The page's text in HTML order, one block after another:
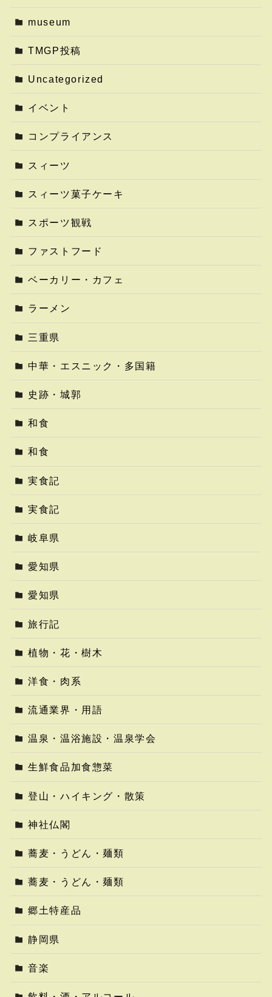
museum
TMGP投稿
Uncategorized
イベント
コンプライアンス
スィーツ
スィーツ菓子ケーキ
スポーツ観戦
ファストフード
ベーカリー・カフェ
ラーメン
三重県
中華・エスニック・多国籍
史跡・城郭
和食
和食
実食記
実食記
岐阜県
愛知県
愛知県
旅行記
植物・花・樹木
洋食・肉系
流通業界・用語
温泉・温浴施設・温泉学会
生鮮食品加食惣菜
登山・ハイキング・散策
神社仏閣
蕎麦・うどん・麺類
蕎麦・うどん・麺類
郷土特産品
静岡県
音楽